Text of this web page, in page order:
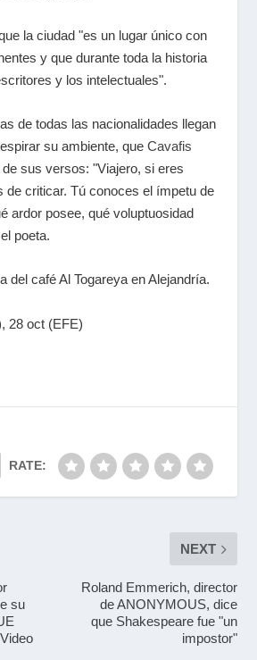
la ciudad "es un lugar único con
y que durante toda la historia
y los intelectuales".
de todas las nacionalidades llegan
su ambiente, queCavafis
sus versos: "Viajero, si eres
de criticar. Tú conoces el ímpetu de
ardor posee, qué voluptuosidad
poeta.
del café Al Togareya en Alejandría.
28 oct (EFE)
RATE:
su
NEXT
Roland Emmerich, director
de ANONYMOUS, dice
que Shakespeare fue "un
impostor"